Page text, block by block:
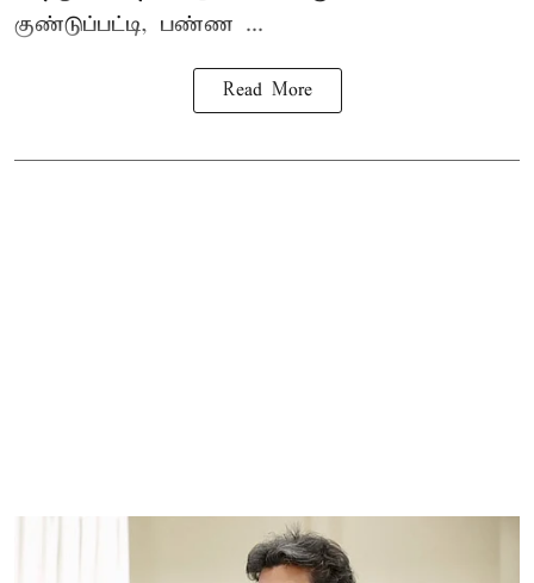
குண்டுப்பட்டி, பண்ண ...
Read More